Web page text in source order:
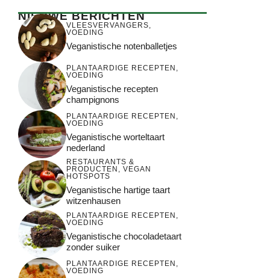
NIEUWE BERICHTEN
VLEESVERVANGERS
VOEDING
Veganistische notenballetjes
PLANTAARDIGE RECEPTEN
VOEDING
Veganistische recepten
champignons
PLANTAARDIGE RECEPTEN
VOEDING
Veganistische worteltaart
nederland
RESTAURANTS &
PRODUCTEN , VEGAN
HOTSPOTS
Veganistische hartige taart
witzenhausen
PLANTAARDIGE RECEPTEN
VOEDING
Veganistische chocoladetaart
zonder suiker
PLANTAARDIGE RECEPTEN
VOEDING